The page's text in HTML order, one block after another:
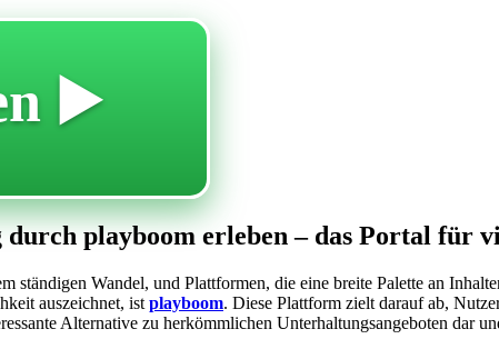
▶️
playboom erleben – das Portal für
ständigen Wandel, und Plattformen, die eine breite Palette an
auszeichnet, ist playboom. Diese Plattform zielt darauf ab,
Alternative zu herkömmlichen Unterhaltungsangeboten dar